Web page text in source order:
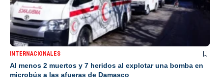
INTERNACIONALES
Al menos 2 muertos y 7 heridos al explotar una bomba en
microbús a las afueras de Damasco